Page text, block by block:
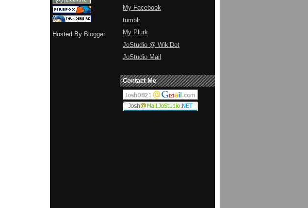
My Facebook
tumblr
My Plurk
JoStudio @ WikiDot
JoStudio Mail
Contact Me
Hosted By Blogger